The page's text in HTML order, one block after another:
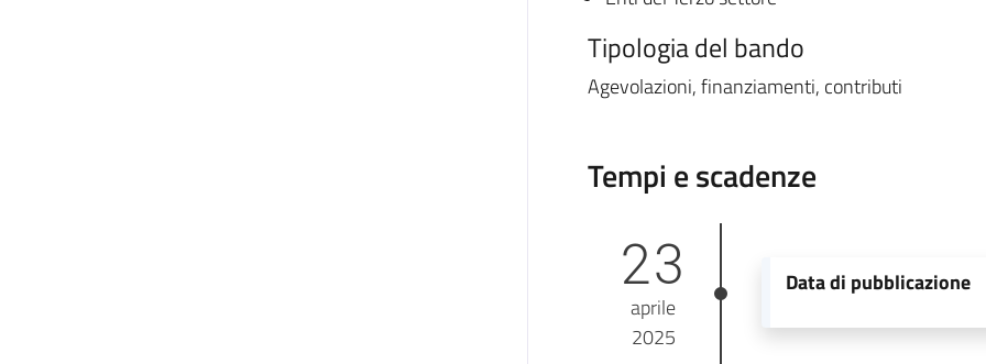
Tipologia del bando
Agevolazioni, finanziamenti, contributi
Tempi e scadenze
23
aprile
2025
Data di pubblicazione